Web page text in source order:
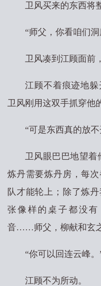
卫风买来的东西将
“师父，你看咱们
卫风凑到江顾面前
江顾不着痕迹地
卫风刚用这双手抓穿他
“可是东西真的放
卫风眼巴巴地望着
炼丹需要炼丹房，每
队才能轮上；除了炼
张像样的桌子都没
音……师父，柳献和玄
“你可以回连云峰。
江顾不为所动。